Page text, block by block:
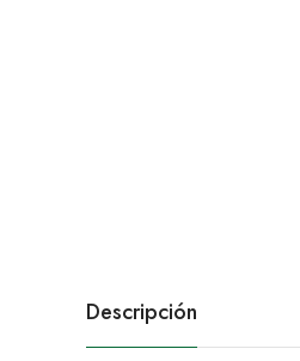
Descripción